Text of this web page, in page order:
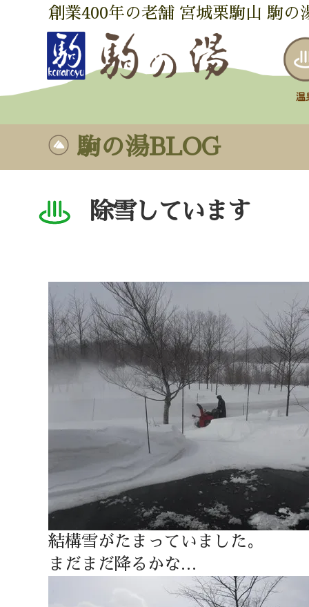
創業400年の老舗 宮城栗駒山 駒の
駒の湯BLOG
除雪しています
結構雪がたまっていました。
まだまだ降るかな…